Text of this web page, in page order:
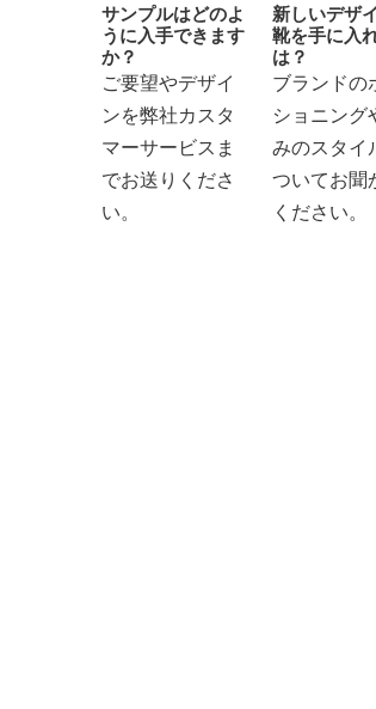
サンプルはどのよ
うに入手できます
か？
ご要望やデザイ
ンを弊社カスタ
マーサービスま
でお送りくださ
い。
新しいデザ
靴を手に入
は？
ブランドの
ショニング
みのスタイ
ついてお聞
ください。